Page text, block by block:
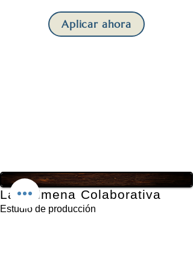
Aplicar ahora
La Colmena Colaborativa
Estudio de producción